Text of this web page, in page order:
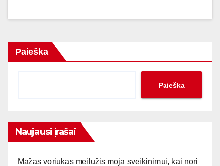
Paieška
Paieška
Naujausi įrašai
Mažas voriukas meilužis moja sveikinimui, kai nori